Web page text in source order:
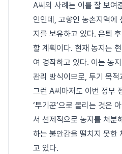
A씨의 사례는 이를 잘 보여
인인데, 고향인 농촌지역에
지를 보유하고 있다. 은퇴
할 계획이다. 현재 농지는
여 경작하고 있다. 이는 농
관리 방식이므로, 투기 목
그런 A씨마저도 이번 정부
‘투기꾼’으로 몰리는 것은
서 선제적으로 농지를 처분
하는 불안감을 떨치지 못한
고 있다.